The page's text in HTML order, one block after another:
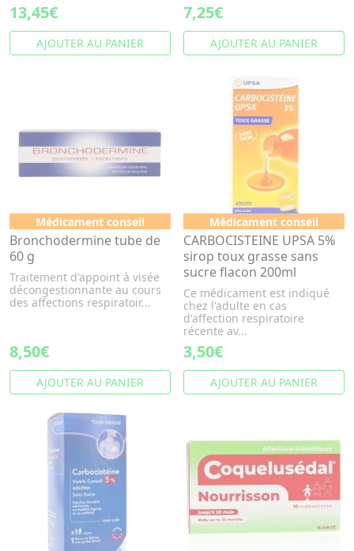
13,45€
AJOUTER AU PANIER
7,25€
AJOUTER AU PANIER
Médicament conseil
Bronchodermine tube de
60 g
Traitement d'appoint à visée
décongestionnante au cours
des affections respiratoir...
8,50€
AJOUTER AU PANIER
Médicament conseil
CARBOCISTEINE UPSA 5%
sirop toux grasse sans
sucre flacon 200ml
Ce médicament est indiqué
chez l'adulte en cas
d'affection respiratoire
récente av...
3,50€
AJOUTER AU PANIER